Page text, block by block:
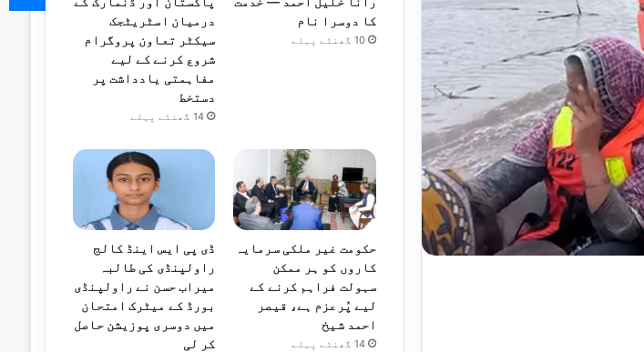
کا دوسرا نام
10 گھنٹے پہلے
درمیان اسٹریٹجک
سیکٹر تعاون پروگرام
شروع کرنے کے لیے
مفاہمتی یادداشت پر
دستخط
14 گھنٹے پہلے
حکومت غیر ملکی سرمایہ
کاروں کو ہر ممکن
سہولت فراہم کرنے کے
لیے پُرعزم ہے، قیصر
احمد شیخ
14 گھنٹے پہلے
ڈی پی ایس اینڈ کالج
راولپنڈی کی طالبہ
میراب حسن نے راولپنڈی
بورڈ کے میٹرک امتحان
میں دوسری پوزیشن حاصل
کر لی